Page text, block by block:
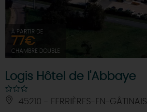
À PARTIR DE
77€
CHAMBRE DOUBLE
Logis Hôtel de l'Abbaye
45210 - FERRIÈRES-EN-GÂTINAIS